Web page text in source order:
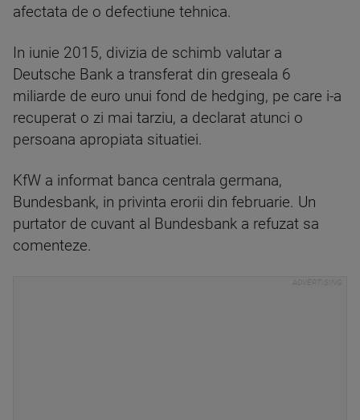
afectata de o defectiune tehnica.
In iunie 2015, divizia de schimb valutar a
Deutsche Bank a transferat din greseala 6
miliarde de euro unui fond de hedging, pe care i-a
recuperat o zi mai tarziu, a declarat atunci o
persoana apropiata situatiei.
KfW a informat banca centrala germana,
Bundesbank, in privinta erorii din februarie. Un
purtator de cuvant al Bundesbank a refuzat sa
comenteze.